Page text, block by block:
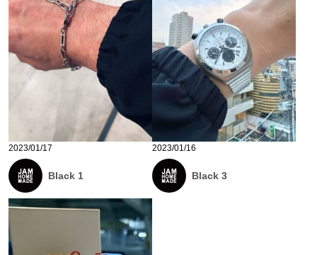
2023/01/17
Black 1
2023/01/16
Black 3